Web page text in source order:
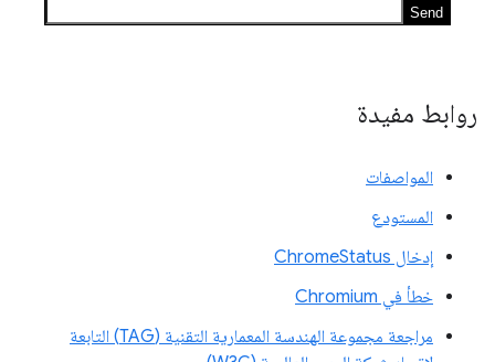
روابط مفيدة
المواصفات
المستودع
إدخال ChromeStatus
خطأ في Chromium
مراجعة مجموعة الهندسة المعمارية التقنية (TAG) التابعة